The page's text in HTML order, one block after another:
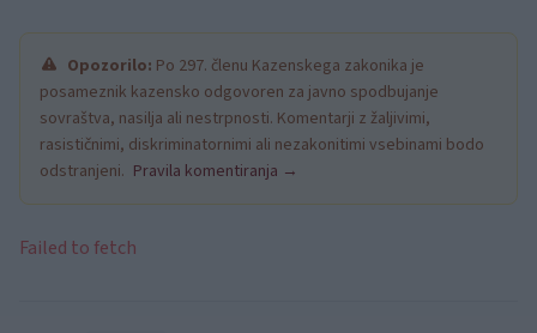
Opozorilo: Po 297. členu Kazenskega zakonika je
posameznik kazensko odgovoren za javno spodbujanje
sovraštva, nasilja ali nestrpnosti. Komentarji z žaljivimi,
rasističnimi, diskriminatornimi ali nezakonitimi vsebinami bodo
odstranjeni. Pravila komentiranja →
Failed to fetch